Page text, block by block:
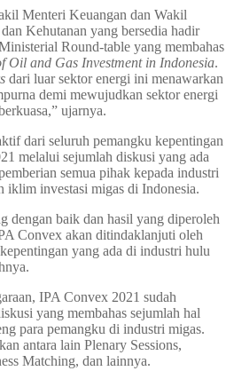
Menteri Keuangan dan Wakil
Kehutanan yang bersedia hadir
Round-table yang membahas
Oil and Gas Investment in Indonesia.
dari luar sektor energi ini menawarkan
demi mewujudkan sektor energi
ujarnya.
dari seluruh pemangku kepentingan
melalui sejumlah diskusi yang ada
semua pihak kepada industri
iklim investasi migas di Indonesia.
dengan baik dan hasil yang diperoleh
Convex akan ditindaklanjuti oleh
yang ada di industri hulu
IPA Convex 2021 sudah
yang membahas sejumlah hal
para pemangku di industri migas.
antara lain Plenary Sessions,
Matching, dan lainnya.